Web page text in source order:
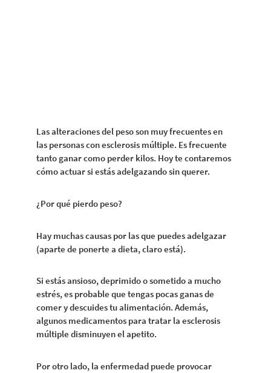
Las alteraciones del peso son muy frecuentes en
las personas con esclerosis múltiple. Es frecuente
tanto ganar como perder kilos. Hoy te contaremos
cómo actuar si estás adelgazando sin querer.
¿Por qué pierdo peso?
Hay muchas causas por las que puedes adelgazar
(aparte de ponerte a dieta, claro está).
Si estás ansioso, deprimido o sometido a mucho
estrés, es probable que tengas pocas ganas de
comer y descuides tu alimentación. Además,
algunos medicamentos para tratar la esclerosis
múltiple disminuyen el apetito.
Por otro lado, la enfermedad puede provocar